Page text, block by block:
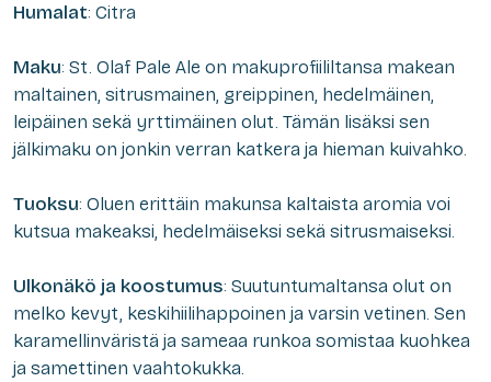
Humalat: Citra
Maku: St. Olaf Pale Ale on makuprofiililtansa makean
maltainen, sitrusmainen, greippinen, hedelmäinen,
leipäinen sekä yrttimäinen olut. Tämän lisäksi sen
jälkimaku on jonkin verran katkera ja hieman kuivahko.
Tuoksu: Oluen erittäin makunsa kaltaista aromia voi
kutsua makeaksi, hedelmäiseksi sekä sitrusmaiseksi.
Ulkonäkö ja koostumus: Suutuntumaltansa olut on
melko kevyt, keskihiilihappoinen ja varsin vetinen. Sen
karamellinväristä ja sameaa runkoa somistaa kuohkea
ja samettinen vaahtokukka.